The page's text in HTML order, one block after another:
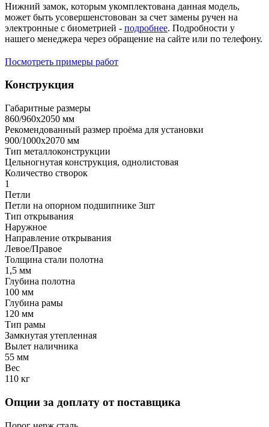
Нижний замок, которым укомплектована данная модель,
может быть усовершенстовован за счет замены ручен на
электронные с биометрией - подробнее. Подробности у
нашего менеджера через обращение на сайте или по телефону.
Посмотреть примеры работ
Конструкция
Габаритные размеры
860/960х2050 мм
Рекомендованный размер проёма для установки
900/1000х2070 мм
Тип металлоконструкции
Цельногнутая конструкция, однолистовая
Количество створок
1
Петли
Петли на опорном подшипнике 3шт
Тип открывания
Наружное
Направление открывания
Левое/Правое
Толщина стали полотна
1,5 мм
Глубина полотна
100 мм
Глубина рамы
120 мм
Тип рамы
Замкнутая утепленная
Вылет наличника
55 мм
Вес
110 кг
Опции за доплату от поставщика